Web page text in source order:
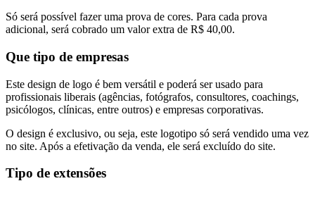
Só será possível fazer uma prova de cores. Para cada prova
adicional, será cobrado um valor extra de R$ 40,00.
Que tipo de empresas
Este design de logo é bem versátil e poderá ser usado para
profissionais liberais (agências, fotógrafos, consultores, coachings,
psicólogos, clínicas, entre outros) e empresas corporativas.
O design é exclusivo, ou seja, este logotipo só será vendido uma vez
no site. Após a efetivação da venda, ele será excluído do site.
Tipo de extensões